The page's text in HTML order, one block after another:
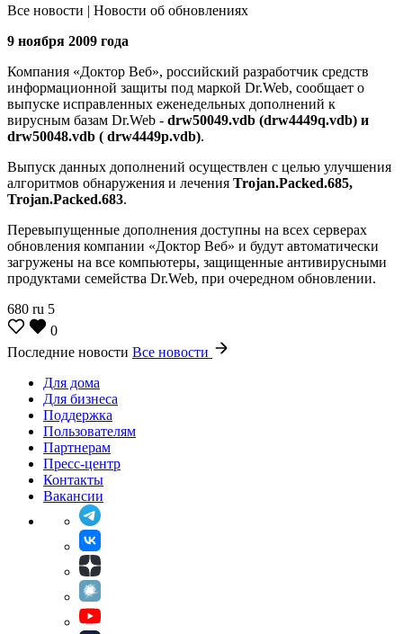
Все новости | Новости об обновлениях
9 ноября 2009 года
Компания «Доктор Веб», российский разработчик средств
информационной защиты под маркой Dr.Web, сообщает о
выпуске исправленных еженедельных дополнений к
вирусным базам Dr.Web - drw50049.vdb (drw4449q.vdb) и
drw50048.vdb ( drw4449p.vdb).
Выпуск данных дополнений осуществлен с целью улучшения
алгоритмов обнаружения и лечения Trojan.Packed.685,
Trojan.Packed.683.
Перевыпущенные дополнения доступны на всех серверах
обновления компании «Доктор Веб» и будут автоматически
загружены на все компьютеры, защищенные антивирусными
продуктами семейства Dr.Web, при очередном обновлении.
680 ru 5
0
Последние новости Все новости
Для дома
Для бизнеса
Поддержка
Пользователям
Партнерам
Пресс-центр
Контакты
Вакансии